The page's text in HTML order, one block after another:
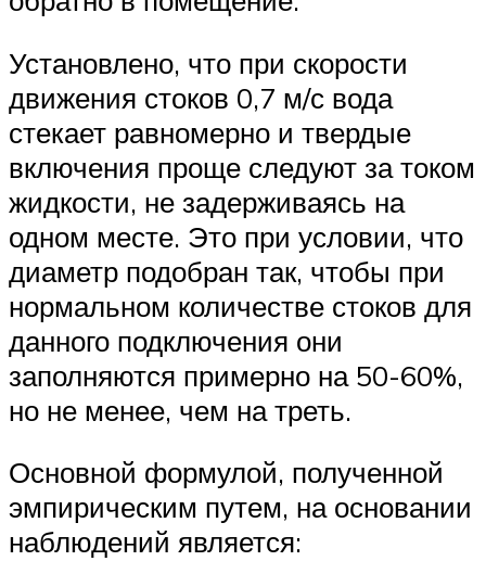
Установлено, что при скорости
движения стоков 0,7 м/с вода
стекает равномерно и твердые
включения проще следуют за током
жидкости, не задерживаясь на
одном месте. Это при условии, что
диаметр подобран так, чтобы при
нормальном количестве стоков для
данного подключения они
заполняются примерно на 50-60%,
но не менее, чем на треть.
Основной формулой, полученной
эмпирическим путем, на основании
наблюдений является: